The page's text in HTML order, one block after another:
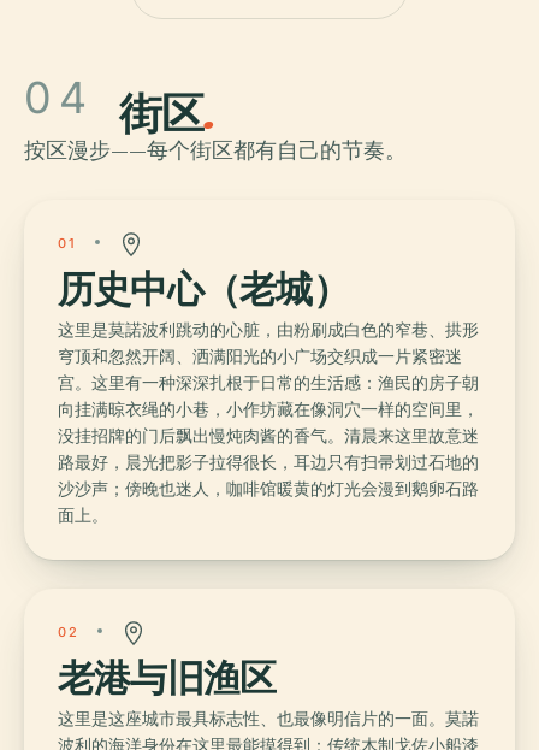
04 街区.
按区漫步——每个街区都有自己的节奏。
01
历史中心（老城）
这里是莫諾波利跳动的心脏，由粉刷成白色的窄巷、拱形
穹顶和忽然开阔、洒满阳光的小广场交织成一片紧密迷
宫。这里有一种深深扎根于日常的生活感：渔民的房子朝
向挂满晾衣绳的小巷，小作坊藏在像洞穴一样的空间里，
没挂招牌的门后飘出慢炖肉酱的香气。清晨来这里故意迷
路最好，晨光把影子拉得很长，耳边只有扫帚划过石地的
沙沙声；傍晚也迷人，咖啡馆暖黄的灯光会漫到鹅卵石路
面上。
02
老港与旧渔区
这里是这座城市最具标志性、也最像明信片的一面。莫諾
波利的海洋身份在这里最能摸得到：传统木制戈佐小船漆